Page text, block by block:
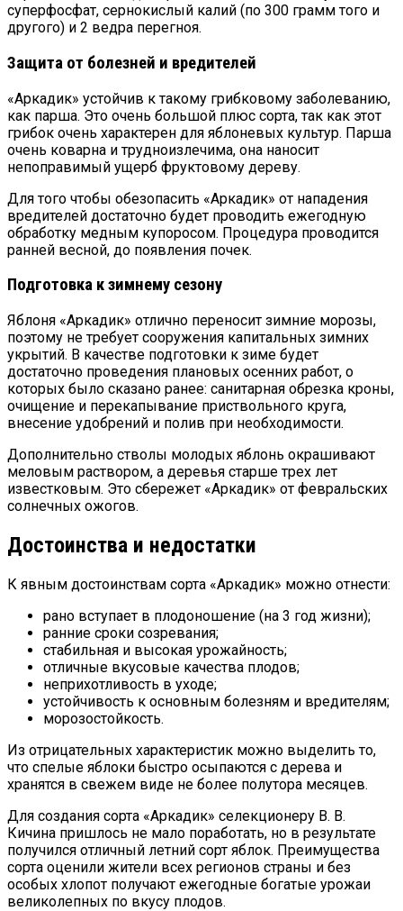
суперфосфат, сернокислый калий (по 300 грамм того и
другого) и 2 ведра перегноя.
Защита от болезней и вредителей
«Аркадик» устойчив к такому грибковому заболеванию,
как парша. Это очень большой плюс сорта, так как этот
грибок очень характерен для яблоневых культур. Парша
очень коварна и трудноизлечима, она наносит
непоправимый ущерб фруктовому дереву.
Для того чтобы обезопасить «Аркадик» от нападения
вредителей достаточно будет проводить ежегодную
обработку медным купоросом. Процедура проводится
ранней весной, до появления почек.
Подготовка к зимнему сезону
Яблоня «Аркадик» отлично переносит зимние морозы,
поэтому не требует сооружения капитальных зимних
укрытий. В качестве подготовки к зиме будет
достаточно проведения плановых осенних работ, о
которых было сказано ранее: санитарная обрезка кроны,
очищение и перекапывание приствольного круга,
внесение удобрений и полив при необходимости.
Дополнительно стволы молодых яблонь окрашивают
меловым раствором, а деревья старше трех лет
известковым. Это сбережет «Аркадик» от февральских
солнечных ожогов.
Достоинства и недостатки
К явным достоинствам сорта «Аркадик» можно отнести:
рано вступает в плодоношение (на 3 год жизни);
ранние сроки созревания;
стабильная и высокая урожайность;
отличные вкусовые качества плодов;
неприхотливость в уходе;
устойчивость к основным болезням и вредителям;
морозостойкость.
Из отрицательных характеристик можно выделить то,
что спелые яблоки быстро осыпаются с дерева и
хранятся в свежем виде не более полутора месяцев.
Для создания сорта «Аркадик» селекционеру В. В.
Кичина пришлось не мало поработать, но в результате
получился отличный летний сорт яблок. Преимущества
сорта оценили жители всех регионов страны и без
особых хлопот получают ежегодные богатые урожаи
великолепных по вкусу плодов.